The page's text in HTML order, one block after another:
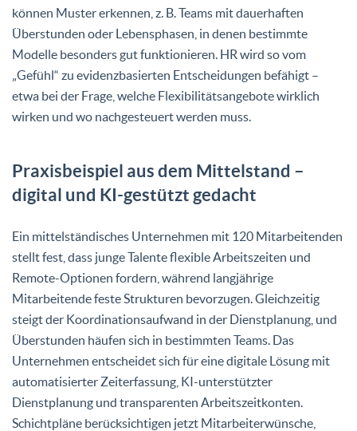
können Muster erkennen, z. B. Teams mit dauerhaften
Überstunden oder Lebensphasen, in denen bestimmte
Modelle besonders gut funktionieren. HR wird so vom
„Gefühl“ zu evidenzbasierten Entscheidungen befähigt –
etwa bei der Frage, welche Flexibilitätsangebote wirklich
wirken und wo nachgesteuert werden muss.
Praxisbeispiel aus dem Mittelstand –
digital und KI-gestützt gedacht
Ein mittelständisches Unternehmen mit 120 Mitarbeitenden
stellt fest, dass junge Talente flexible Arbeitszeiten und
Remote-Optionen fordern, während langjährige
Mitarbeitende feste Strukturen bevorzugen. Gleichzeitig
steigt der Koordinationsaufwand in der Dienstplanung, und
Überstunden häufen sich in bestimmten Teams. Das
Unternehmen entscheidet sich für eine digitale Lösung mit
automatisierter Zeiterfassung, KI-unterstützter
Dienstplanung und transparenten Arbeitszeitkonten.
Schichtpläne berücksichtigen jetzt Mitarbeiterwünsche,